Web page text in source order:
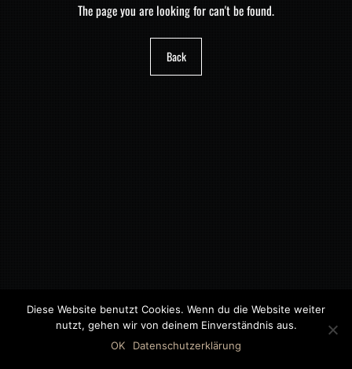
The page you are looking for can't be found.
Back
©2018 MWB – MOTORWAGEN BERNAU GMBH
Diese Website benutzt Cookies. Wenn du die Website weiter
nutzt, gehen wir von deinem Einverständnis aus.
OK
Datenschutzerklärung